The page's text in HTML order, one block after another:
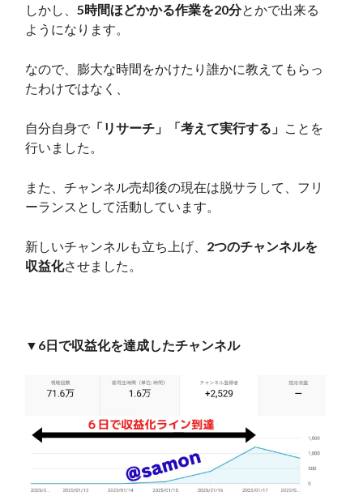
しかし、 5時間ほどかかる作業を20分とかで出来る
ようになります。
なので、膨大な時間をかけたり誰かに教えてもらっ
たわけではなく、
自分自身で 「リサーチ」「考えて実行する」 ことを
行いました。
また、チャンネル売却後の現在は脱サラして、フリ
ーランスとして活動しています。
新しいチャンネルも立ち上げ、 2つのチャンネルを
収益化させました。
▼ 6日で収益化を達成したチャンネル